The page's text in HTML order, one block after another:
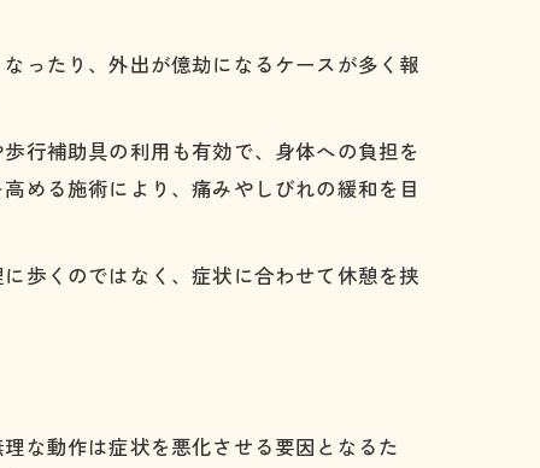
ったり、外出が億劫になるケースが多く報
行補助具の利用も有効で、身体への負担を
める施術により、痛みやしびれの緩和を目
歩くのではなく、症状に合わせて休憩を挟
な動作は症状を悪化させる要因となるた